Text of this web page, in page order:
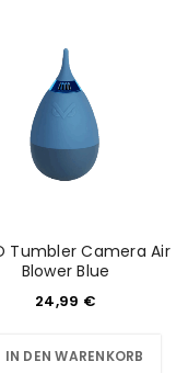
Tumbler Camera Air
Blower Blue
24,99 €
IN DEN WARENKORB